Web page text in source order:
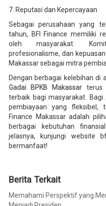
7. Reputasi dan Kepercayaan
Sebagai perusahaan yang
tahun, BFI Finance memiliki
oleh masyarakat.
profesionalisme, dan
Makassar sebagai mitra
Dengan berbagai kelebihan di
Gadai BPKB Makassar terus
terbaik bagi masyarakat.
pembiayaan yang fleksibel,
Finance Makassar adalah
berbagai kebutuhan
jelasnya, kunjungi website
bermanfaat!
Berita Terkait
Memahami Perspektif yang